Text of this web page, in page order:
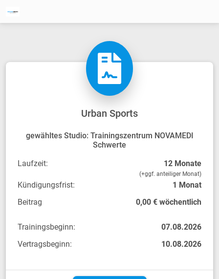
Urban Sports
gewähltes Studio: Trainingszentrum NOVAMEDI
Schwerte
Laufzeit:
12 Monate
(+ggf. anteiliger Monat)
Kündigungsfrist:
1 Monat
Beitrag
0,00 € wöchentlich
Trainingsbeginn:
07.08.2026
Vertragsbeginn:
10.08.2026